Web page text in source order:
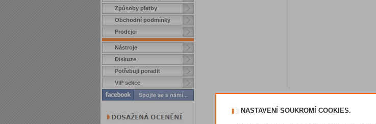
Způsoby platby
Obchodní podmínky
Prodejci
Nástroje
Diskuze
Potřebuji poradit
VIP sekce
NASTAVENÍ SOUKROMÍ COOKIES.